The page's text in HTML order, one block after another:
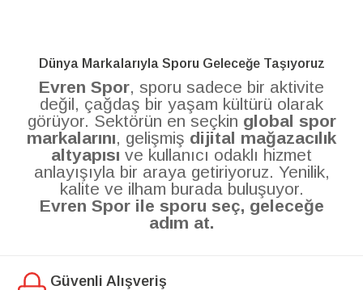
Dünya Markalarıyla Sporu Geleceğe Taşıyoruz
Evren Spor, sporu sadece bir aktivite
değil, çağdaş bir yaşam kültürü olarak
görüyor. Sektörün en seçkin global spor
markalarını, gelişmiş dijital mağazacılık
altyapısı ve kullanıcı odaklı hizmet
anlayışıyla bir araya getiriyoruz. Yenilik,
kalite ve ilham burada buluşuyor.
Evren Spor ile sporu seç, geleceğe
adım at.
Güvenli Alışveriş